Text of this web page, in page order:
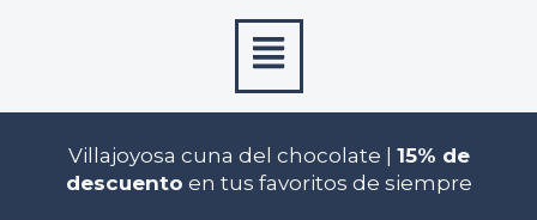
Menú
Villajoyosa cuna del chocolate | 15% de
descuento en tus favoritos de siempre